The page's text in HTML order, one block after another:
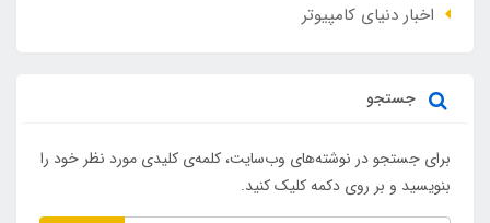
اخبار دنیای کامپیوتر
جستجو
برای جستجو در نوشته‌های وب‌سایت، کلمه‌ی کلیدی مورد نظر خود را
بنویسید و بر روی دکمه کلیک کنید.